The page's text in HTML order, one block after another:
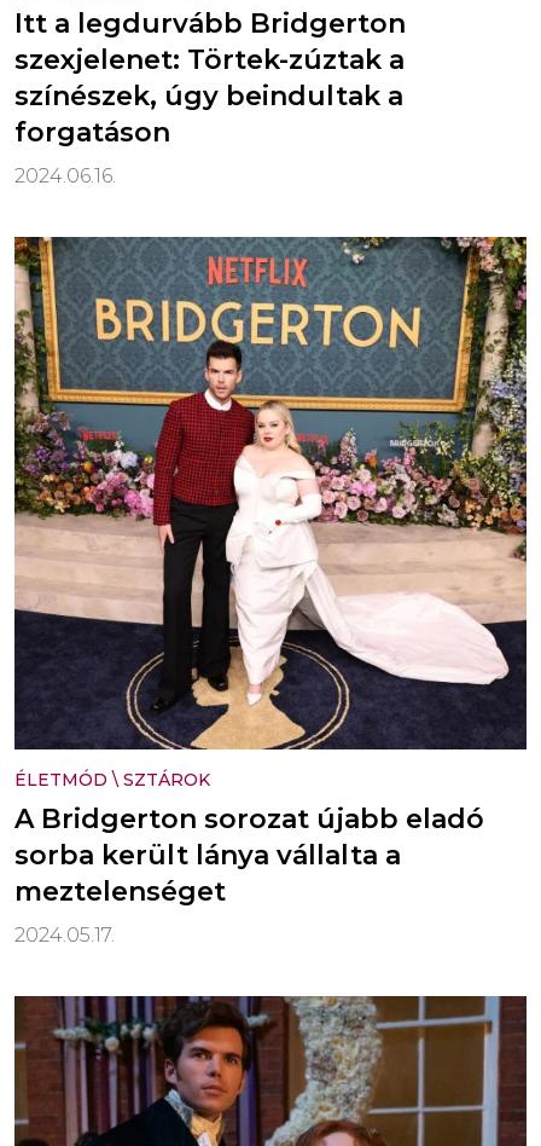
Itt a legdurvább Bridgerton
szexjelenet: Törtek-zúztak a
színészek, úgy beindultak a
forgatáson
2024.06.16.
ÉLETMÓD \ SZTÁROK
A Bridgerton sorozat újabb eladó
sorba került lánya vállalta a
meztelenséget
2024.05.17.